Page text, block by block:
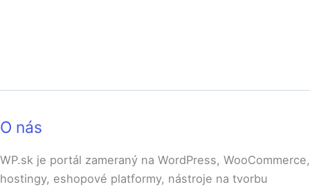
O nás
WP.sk je portál zameraný na WordPress, WooCommerce,
hostingy, eshopové platformy, nástroje na tvorbu